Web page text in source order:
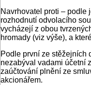
Navrhovatel proti – podle
rozhodnutí odvolacího
vycházejí z obou
hromady (viz výše), a
Podle první ze stěžejních
nezabýval vadami účetní
zaúčtování plnění ze
akcionářem.